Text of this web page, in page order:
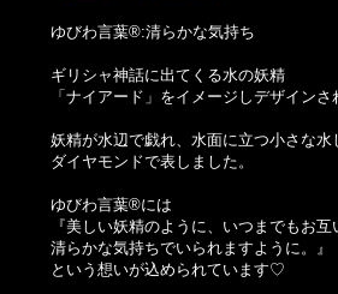
ゆびわ言葉®:清らかな気持ち
ギリシャ神話に出てくる水の妖精
「ナイアード」をイメージしデザインさ
妖精が水辺で戯れ、水面に立つ小さな水
ダイヤモンドで表しました。
ゆびわ言葉®には
『美しい妖精のように、いつまでもお互
清らかな気持ちでいられますように。』
という想いが込められています♡